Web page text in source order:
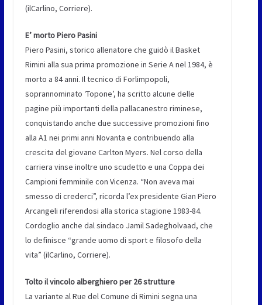
(ilCarlino, Corriere).
E’ morto Piero Pasini
Piero Pasini, storico allenatore che guidò il Basket
Rimini alla sua prima promozione in Serie A nel 1984, è
morto a 84 anni. Il tecnico di Forlimpopoli,
soprannominato ‘Topone’, ha scritto alcune delle
pagine più importanti della pallacanestro riminese,
conquistando anche due successive promozioni fino
alla A1 nei primi anni Novanta e contribuendo alla
crescita del giovane Carlton Myers. Nel corso della
carriera vinse inoltre uno scudetto e una Coppa dei
Campioni femminile con Vicenza. “Non aveva mai
smesso di crederci”, ricorda l’ex presidente Gian Piero
Arcangeli riferendosi alla storica stagione 1983-84.
Cordoglio anche dal sindaco Jamil Sadegholvaad, che
lo definisce “grande uomo di sport e filosofo della
vita” (ilCarlino, Corriere).
Tolto il vincolo alberghiero per 26 strutture
La variante al Rue del Comune di Rimini segna una